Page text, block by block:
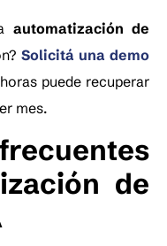
automatización de
Solicitá una demo
puede recuperar
mes.
de